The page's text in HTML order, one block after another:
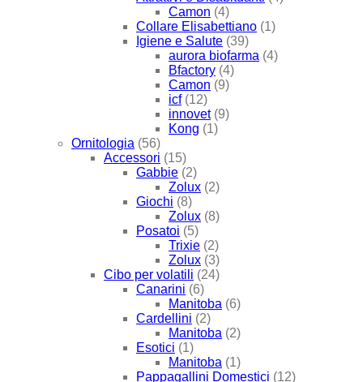
Camon (4)
Collare Elisabettiano (1)
Igiene e Salute (39)
aurora biofarma (4)
Bfactory (4)
Camon (9)
icf (12)
innovet (9)
Kong (1)
Ornitologia (56)
Accessori (15)
Gabbie (2)
Zolux (2)
Giochi (8)
Zolux (8)
Posatoi (5)
Trixie (2)
Zolux (3)
Cibo per volatili (24)
Canarini (6)
Manitoba (6)
Cardellini (2)
Manitoba (2)
Esotici (1)
Manitoba (1)
Pappagallini Domestici (12)